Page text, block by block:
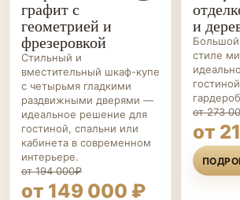
графит с
геометрией и
фрезеровкой
Стильный и
вместительный шкаф-купе
с четырьмя гладкими
раздвижными дверями —
идеальное решение для
гостиной, спальни или
кабинета в современном
интерьере.
от 194 000₽
от 149 000 ₽
и
стиле
от 273
от